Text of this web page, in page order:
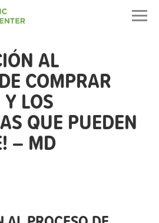
AL
COMPRAR
LOS
QUE PUEDEN
– MD